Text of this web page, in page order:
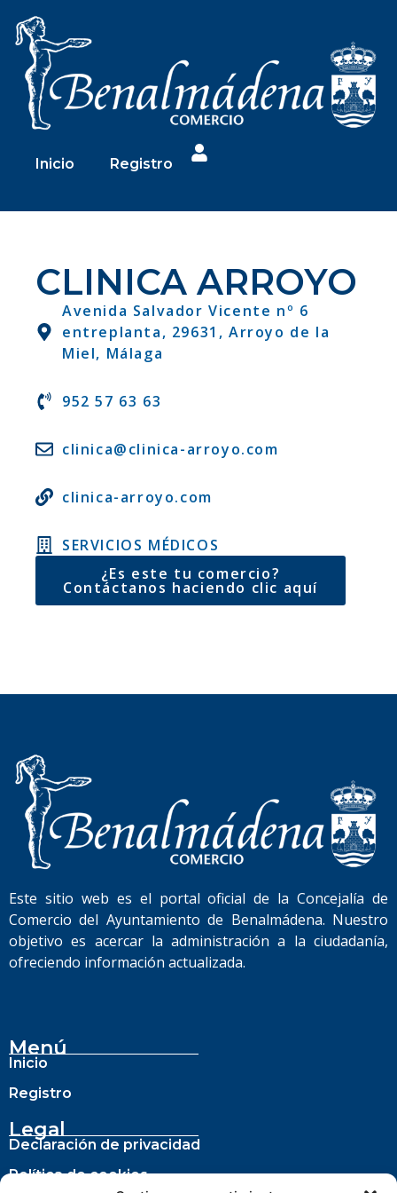
Inicio Registro
CLINICA ARROYO
Avenida Salvador Vicente nº 6
entreplanta, 29631, Arroyo de la
Miel, Málaga
952 57 63 63
clinica@clinica-arroyo.com
clinica-arroyo.com
SERVICIOS MÉDICOS
¿Es este tu comercio?
Contáctanos haciendo clic aquí
Este sitio web es el portal oficial de la Concejalía de
Comercio del Ayuntamiento de Benalmádena. Nuestro
objetivo es acercar la administración a la ciudadanía,
ofreciendo información actualizada.
Menú
Inicio
Registro
Legal
Declaración de privacidad
Política de cookies